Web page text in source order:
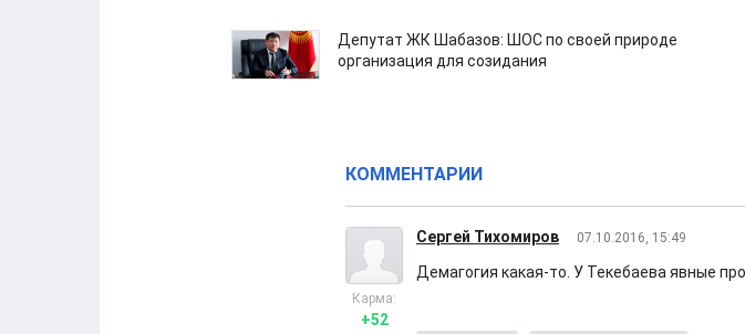
Депутат ЖК Шабазов: ШОС по своей природе
организация для созидания
КОММЕНТАРИИ
Сергей Тихомиров 07.10.2016, 15:49
Карма:
+52
Демагогия какая-то. У Текебаева явные